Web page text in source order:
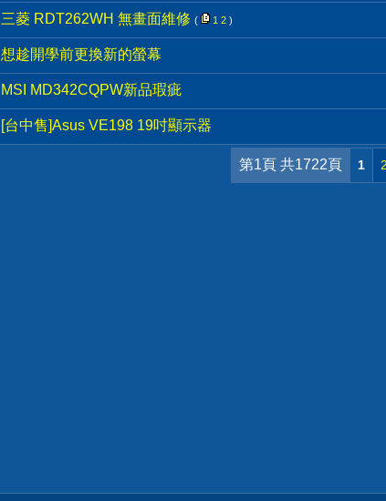
三菱 RDT262WH 無畫面維修 ( 1 2 )
想趁開學前更換新的螢幕
MSI MD342CQPW新品瑕疵
[台中售]Asus VE198 19吋顯示器
第1頁 共1722頁 1 2